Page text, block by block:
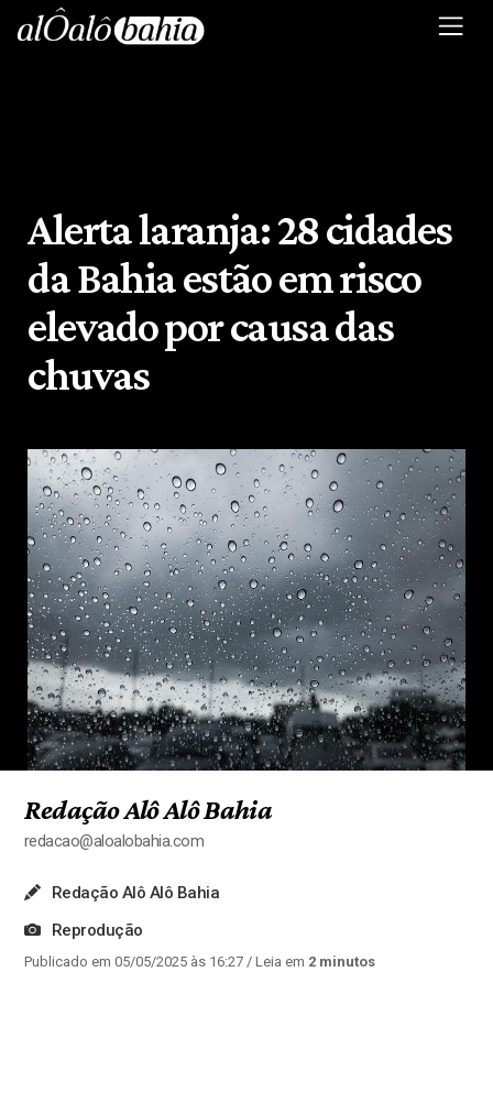
Alerta laranja: 28 cidades
da Bahia estão em risco
elevado por causa das
chuvas
Redação Alô Alô Bahia
redacao@aloalobahia.com
Redação Alô Alô Bahia
Reprodução
Publicado em 05/05/2025 às 16:27/ Leia em 2 minutos